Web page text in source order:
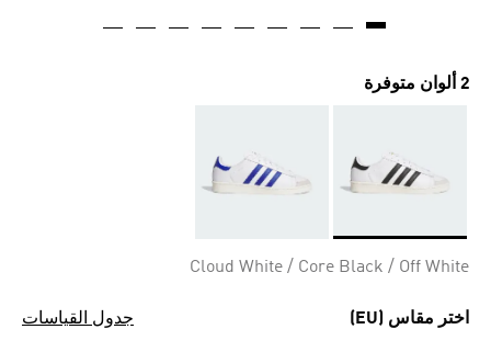
2 ألوان متوفرة
Cloud White / Core Black / Off White
اختر مقاس (EU) جدول القياسات